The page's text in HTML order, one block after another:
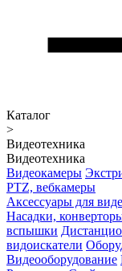
Каталог
>
Видеотехника
Видеотехника
Видеокамеры
PTZ, вебкамеры
Аксессуары для
Насадки,
вспышки
видоискатели
Видеооборудование